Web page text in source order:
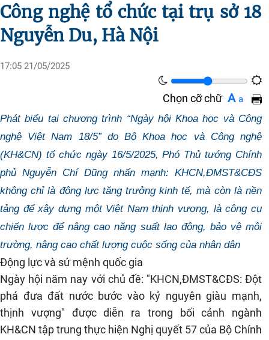
Công nghệ tổ chức tại trụ sở 18
Nguyễn Du, Hà Nội
17:05 21/05/2025
Chọn cỡ chữ A a
Phát biểu tại chương trình “Ngày hội Khoa học và Công
nghệ Việt Nam 18/5” do Bộ Khoa học và Công nghệ
(KH&CN) tổ chức ngày 16/5/2025, Phó Thủ tướng Chính
phủ Nguyễn Chí Dũng nhấn mạnh: KHCN,ĐMST&CĐS
không chỉ là động lực tăng trưởng kinh tế, mà còn là nền
tảng để xây dựng một Việt Nam thịnh vượng, là công cụ
chiến lược để nâng cao năng suất lao động, bảo vệ môi
trường, nâng cao chất lượng cuộc sống của nhân dân
Động lực và sứ mệnh quốc gia
Ngày hội năm nay với chủ đề: "KHCN,ĐMST&CĐS: Đột
phá đưa đất nước bước vào kỷ nguyên giàu mạnh,
thịnh vượng" được diễn ra trong bối cảnh ngành
KH&CN tập trung thực hiện Nghị quyết 57 của Bộ Chính